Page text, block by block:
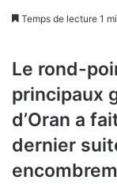
Temps de lecture 1
Le rond-
principaux
d’Oran a
dernier